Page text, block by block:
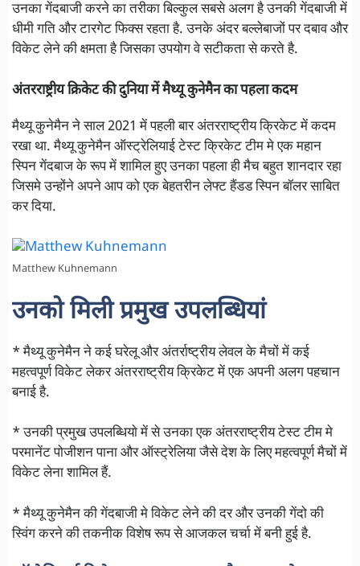
उनका गेंदबाजी करने का तरीका बिल्कुल सबसे अलग है उनकी गेंदबाजी में
धीमी गति और टारगेट फिक्स रहता है. उनके अंदर बल्लेबाजों पर दबाव और
विकेट लेने की क्षमता है जिसका उपयोग वे सटीकता से करते है.
अंतरराष्ट्रीय क्रिकेट की दुनिया में मैथ्यू कुनेमैन का पहला कदम
मैथ्यू कुनेमैन ने साल 2021 में पहली बार अंतरराष्ट्रीय क्रिकेट में कदम
रखा था. मैथ्यू कुनेमैन ऑस्ट्रेलियाई टेस्ट क्रिकेट टीम मे एक महान
स्पिन गेंदबाज के रूप में शामिल हुए उनका पहला ही मैच बहुत शानदार रहा
जिसमे उन्होंने अपने आप को एक बेहतरीन लेफ्ट हैंडड स्पिन बॉलर साबित
कर दिया.
Matthew Kuhnemann
उनको मिली प्रमुख उपलब्धियां
* मैथ्यू कुनेमैन ने कई घरेलू और अंतर्राष्ट्रीय लेवल के मैचों में कई
महत्वपूर्ण विकेट लेकर अंतरराष्ट्रीय क्रिकेट में एक अपनी अलग पहचान
बनाई है.
* उनकी प्रमुख उपलब्धियाे में से उनका एक अंतरराष्ट्रीय टेस्ट टीम मे
परमानेंट पोजीशन पाना और ऑस्ट्रेलिया जैसे देश के लिए महत्वपूर्ण मैचों में
विकेट लेना शामिल हैं.
* मैथ्यू कुनेमैन की गेंदबाजी मे विकेट लेने की दर और उनकी गेंदो की
स्विंग करने की तकनीक विशेष रूप से आजकल चर्चा में बनी हुई है.